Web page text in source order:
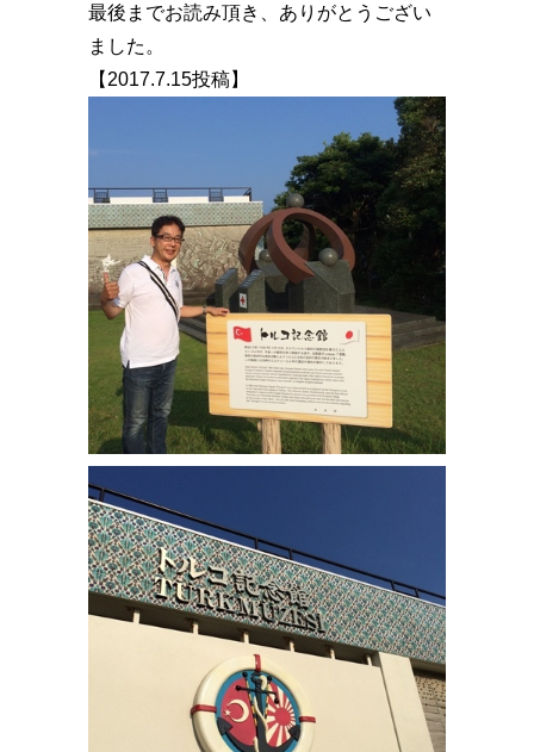
最後までお読み頂き、ありがとうござい
ました。
【2017.7.15投稿】